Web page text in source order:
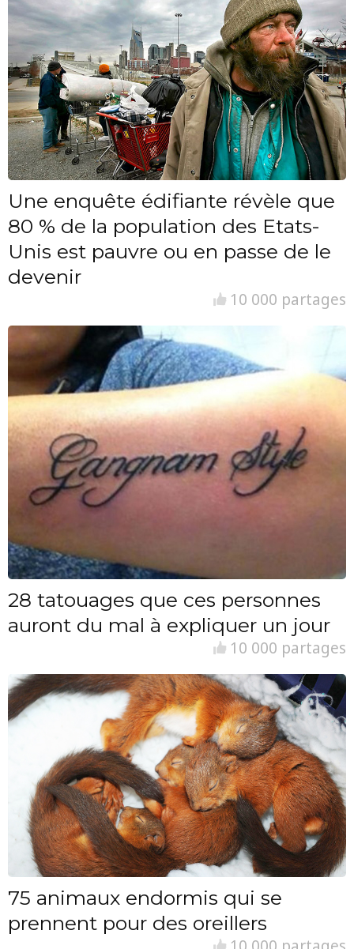
Une enquête édifiante révèle que
80 % de la population des Etats-
Unis est pauvre ou en passe de le
devenir
10 000 partages
28 tatouages que ces personnes
auront du mal à expliquer un jour
10 000 partages
75 animaux endormis qui se
prennent pour des oreillers